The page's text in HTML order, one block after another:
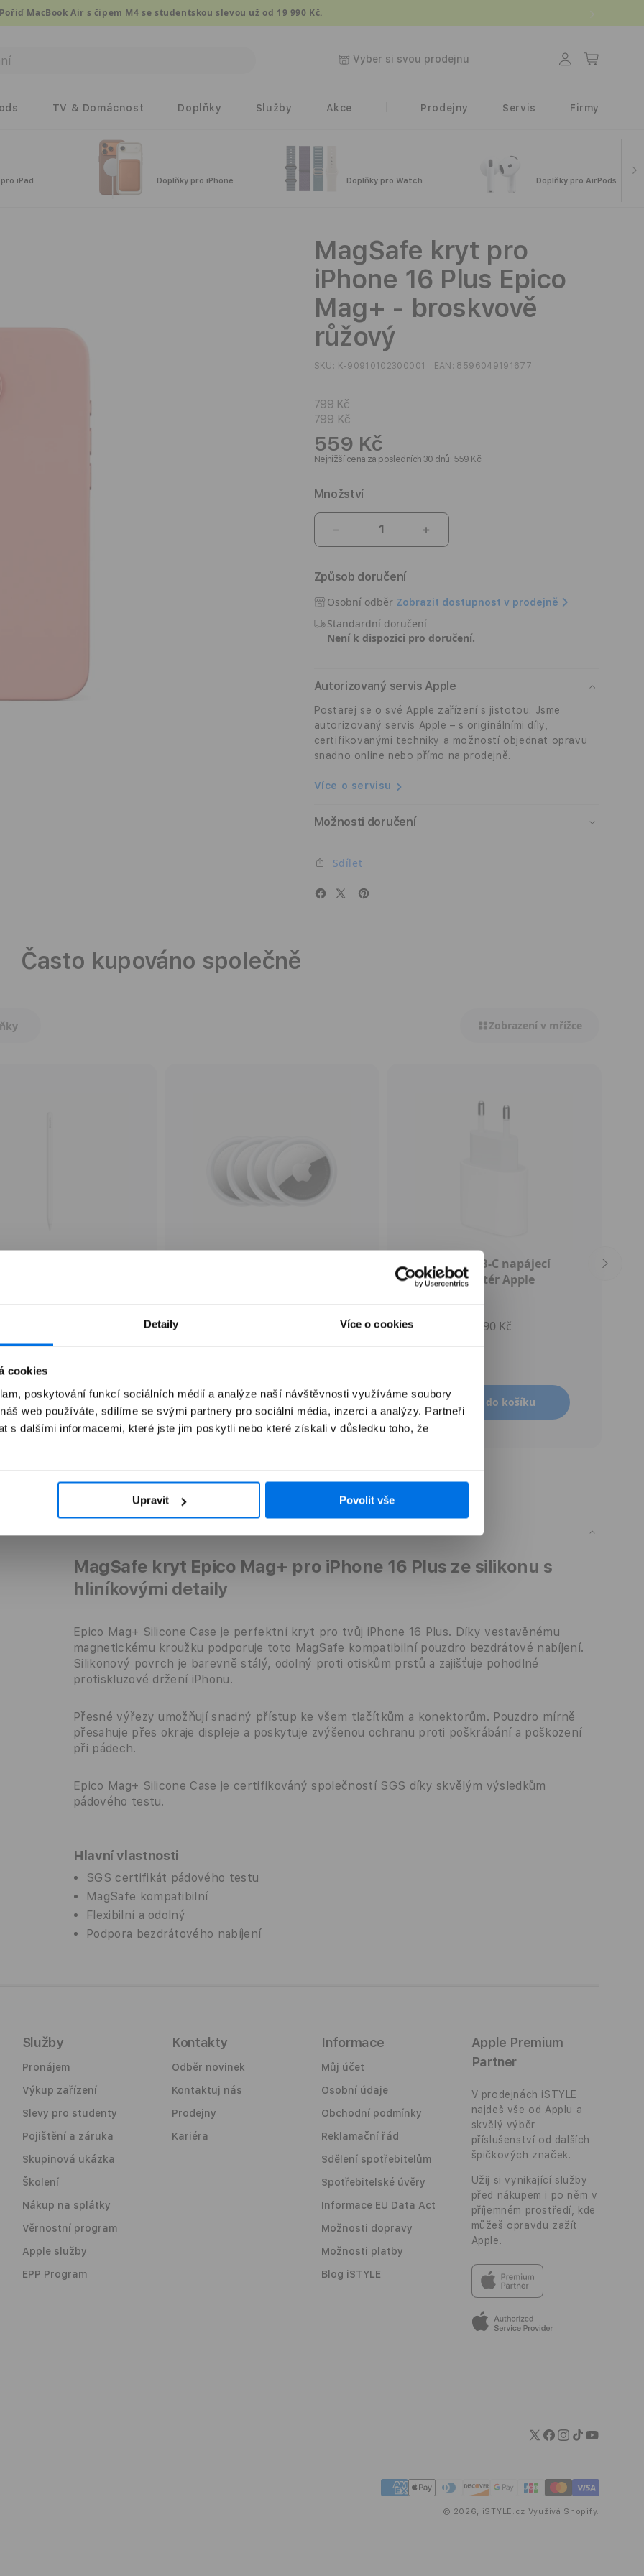
Detaily Více o cookies
cookies
poskytování funkcí sociálních médií a analýze naší návštěvnosti využíváme soubory
web používáte, sdílíme se svými partnery pro sociální média, inzerci a analýzy. Partneři
s dalšími informacemi, které jste jim poskytli nebo které získali v důsledku toho, že
Upravit Povolit vše
Pořiď MacBook Air s čipem M4 se studentskou slevou už od 19 990 Kč.
Vyber si svou prodejnu
Přihlásit
Košík
TV & Domácnost Doplňky Služby Akce Prodejny Servis Firmy
iPad Doplňky pro iPhone Doplňky pro Watch Doplňky pro AirPods
MagSafe kryt pro
iPhone 16 Plus Epico
Mag+ - broskvově
růžový
SKU: K-90910102300001 EAN: 8596049191677
799 Kč
799 Kč
559 Kč
Nejnižší cena za posledních 30 dnů: 559 Kč
Množství
množství
MagSafe
kryt
iPhone
16
Mag+
broskvově
růžový
Zvýšit
množství
kryt
iPhone
16
Mag+
-
broskvově
růžový
Způsob doručení
Osobní odběr Zobrazit dostupnost v prodejně
Standardní doručení
Není k dispozici pro doručení.
Autorizovaný servis Apple
Postarej se o své Apple zařízení s jistotou. Jsme
autorizovaný servis Apple – s originálními díly,
certifikovanými techniky a možností objednat opravu
snadno online nebo přímo na prodejně.
Více o servisu
Možnosti doručení
Sdílet
Často kupováno společně
Zobrazení v mřížce
nebo 4 × 831 Kč
Přidat do košíku Přidat do košíku
20W USB‑C napájecí
adaptér Apple
590 Kč
Přidat do košíku
MagSafe kryt Epico Mag+ pro iPhone 16 Plus ze silikonu s
hliníkovými detaily
Epico Mag+ Silicone Case je perfektní kryt pro tvůj iPhone 16 Plus. Díky vestavěnému
magnetickému kroužku podporuje toto MagSafe kompatibilní pouzdro bezdrátové nabíjení.
Silikonový povrch je barevně stálý, odolný proti otiskům prstů a zajišťuje pohodlné
protiskluzové držení iPhonu.
Přesné výřezy umožňují snadný přístup ke všem tlačítkům a konektorům. Pouzdro mírně
přesahuje přes okraje displeje a poskytuje zvýšenou ochranu proti poškrábání a poškození
při pádech.
Epico Mag+ Silicone Case je certifikováný společností SGS díky skvělým výsledkům
pádového testu.
Hlavní vlastnosti
SGS certifikát pádového testu
MagSafe kompatibilní
Flexibilní a odolný
Podpora bezdrátového nabíjení
Služby
Pronájem
Výkup zařízení
Slevy pro studenty
Pojištění a záruka
Skupinová ukázka
Školení
Nákup na splátky
Věrnostní program
Apple služby
EPP Program
Kontakty
Odběr novinek
Kontaktuj nás
Prodejny
Kariéra
Informace
Můj účet
Osobní údaje
Obchodní podmínky
Reklamační řád
Sdělení spotřebitelům
Spotřebitelské úvěry
Informace EU Data Act
Možnosti dopravy
Možnosti platby
Blog iSTYLE
Apple Premium
Partner
V prodejnách iSTYLE
najdeš vše od Applu a
skvělý výběr
příslušenství od dalších
špičkových značek.
Užij si vynikající služby
před nákupem i po něm v
příjemném prostředí, kde
můžeš opravdu zažít
Apple.
Twitter
Facebook
Instagram
TikTokYouTube
metody
© 2026, iSTYLE.cz Využívá Shopify.